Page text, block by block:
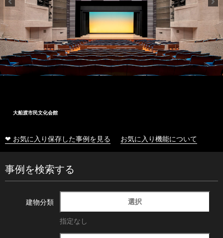
大船渡市民文化会館
❤ お気に入り保存した事例を見る お気に入り機能について
事例を検索する
建物分類 選択
指定なし